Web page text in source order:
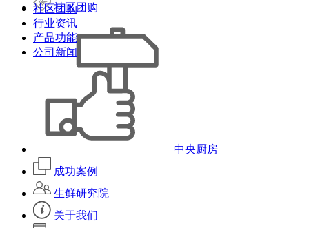
社区团购
中央厨房
成功案例
生鲜研究院
关于我们
社区团购
行业资讯
产品功能
公司新闻